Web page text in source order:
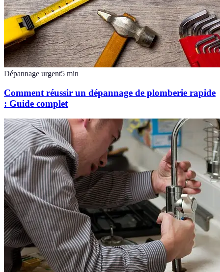
Dépannage urgent5 min
Comment réussir un dépannage de plomberie rapide
: Guide complet